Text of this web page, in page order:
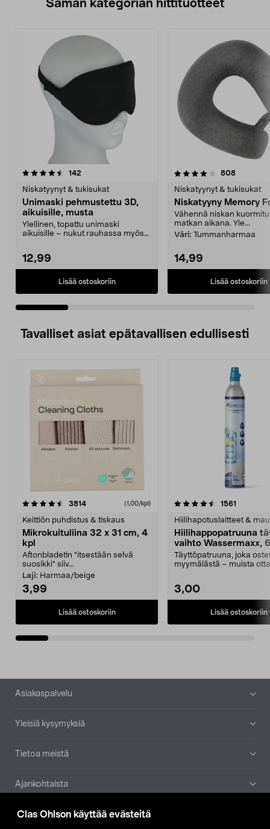
Clas Ohlson käyttää evästeitä
Saman kategorian hittituotteet
142
Niskatyynyt & tukisukat
Unimaski pehmustettu 3D,
aikuisille, musta
Ylellinen, topattu unimaski
aikuisille – nukut rauhassa myös
12,99
Lisää ostoskoriin
4.0 viidestä
808arvostelut
Niskatyynyt & tukisukat
Niskatyyny Memory
Vähennä niskan
matkan aikana. Yle...
Väri: Tummanharmaa
14,99
Lisää ostoskoriin
3.5 viidestä
Tavalliset asiat epätavallisen edullisesti
3814arvostelut (1,00/kpl)
Keittiön puhdistus & tiskaus
Mikrokuituliina 32 x 31 cm, 4
kpl
Aftonbladetin "itsestään selvä
suosikki" siiv...
Laji: Harmaa/beige
3,99
Lisää ostoskoriin
4.5viidestä
1561
Hiilihapotuslaitteet &
Hiilihappopatruuna
vaihto Wassermaxx,
Täyttöpatruuna, joka
myymälästä – muista
3,00
Lisää ostoskoriin
4.5viidestä
Alatunniste
Asiakaspalvelu
Yleisiä kysymyksiä
Tietoa meistä
Ajankohtaista
Muut yrityksemme